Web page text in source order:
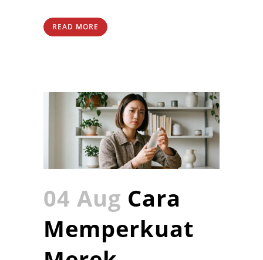
READ MORE
04 Aug Cara
Memperkuat